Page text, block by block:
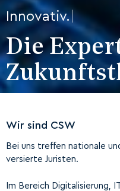
Innovativ.|
Die
Wir sind CSW
Bei uns treffen nationale
versierte Juristen.
Im Bereich Digitalisierung,